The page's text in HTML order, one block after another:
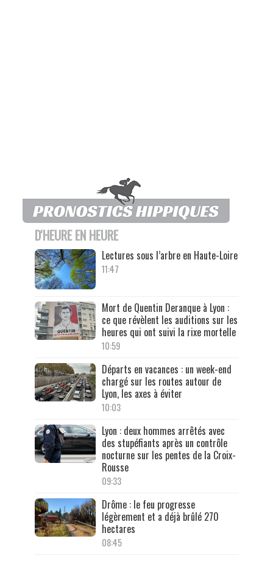
D'HEURE EN HEURE
Lectures sous l’arbre en Haute-Loire
11:47
Mort de Quentin Deranque à Lyon :
ce que révèlent les auditions sur les
heures qui ont suivi la rixe mortelle
10:59
Départs en vacances : un week-end
chargé sur les routes autour de
Lyon, les axes à éviter
10:03
Lyon : deux hommes arrêtés avec
des stupéfiants après un contrôle
nocturne sur les pentes de la Croix-
Rousse
09:33
Drôme : le feu progresse
légèrement et a déjà brûlé 270
hectares
08:45